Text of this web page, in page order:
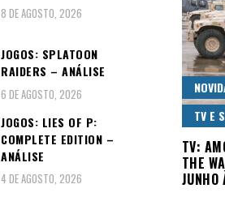
TV E
TV:
THE
8 DE AGOSTO, 2026
JOGOS: SPLATOON
RAIDERS – ANÁLISE
6 DE AGOSTO, 2026
JOGOS: LIES OF P:
COMPLETE EDITION –
ANÁLISE
4 DE AGOSTO, 2026